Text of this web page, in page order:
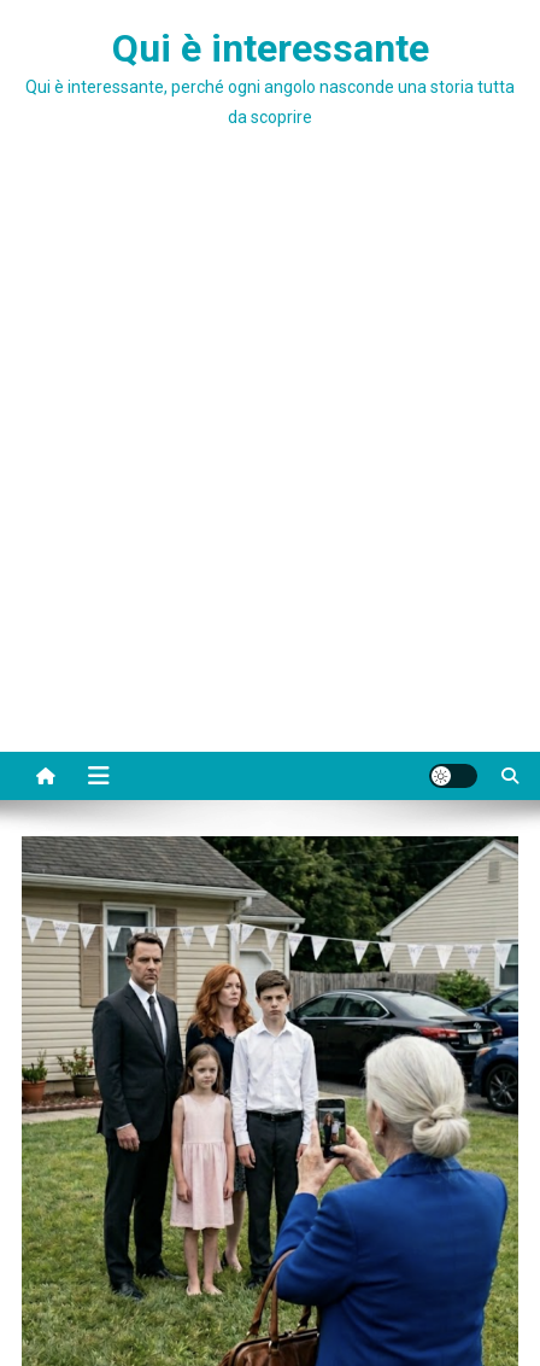
Qui è interessante
Qui è interessante, perché ogni angolo nasconde una storia tutta
da scoprire